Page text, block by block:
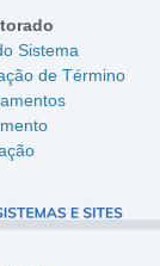
Sistema
de Término